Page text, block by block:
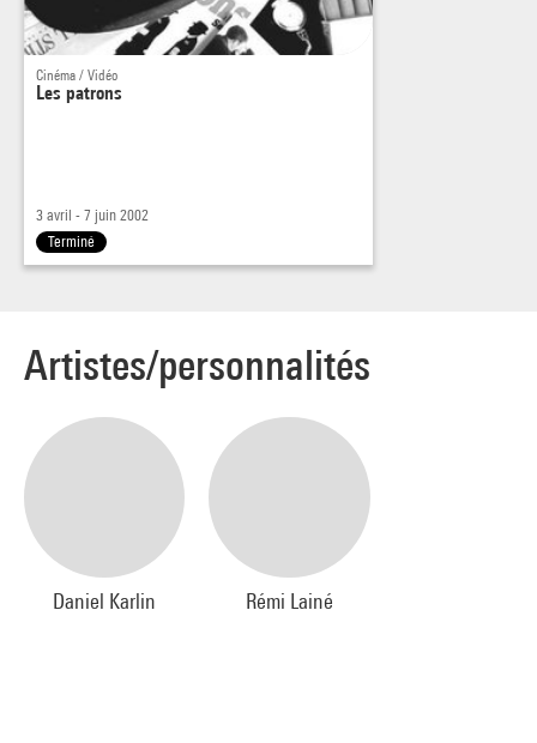
Cinéma / Vidéo
Les patrons
3 avril - 7 juin 2002
Terminé
Artistes/personnalités
Daniel Karlin Rémi Lainé